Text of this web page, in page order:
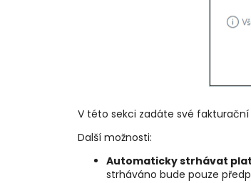
V této sekci zadáte své
Další možnosti:
Automaticky strhávat
strháváno bude pouze